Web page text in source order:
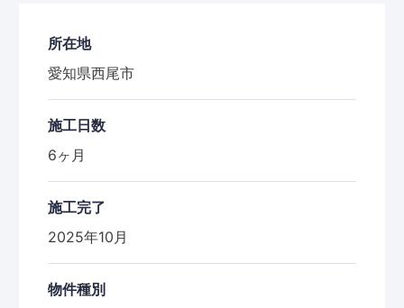
所在地
愛知県西尾市
施工日数
6ヶ月
施工完了
2025年10月
物件種別